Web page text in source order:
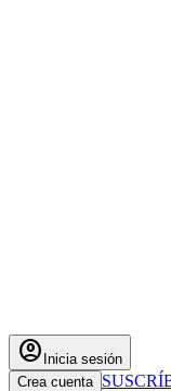
account_circle Inicia sesión
Crea cuenta